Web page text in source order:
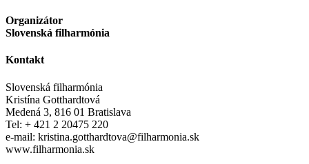
Organizátor
Slovenská filharmónia
Kontakt
Slovenská filharmónia
Kristína Gotthardtová
Medená 3, 816 01 Bratislava
Tel: + 421 2 20475 220
e-mail: kristina.gotthardtova@filharmonia.sk
www.filharmonia.sk